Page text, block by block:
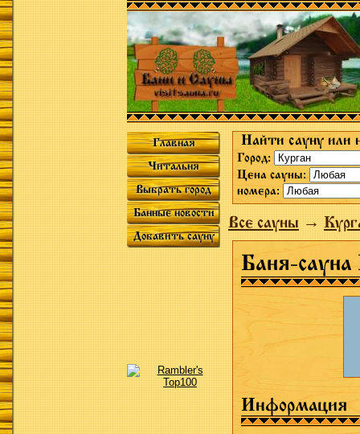
Главная
Читальня
Выбрать город
Банные новости
Добавить сауну
Найти сауну или
Город:
Цена сауны:
номера:
Все сауны→
Баня-
Информация